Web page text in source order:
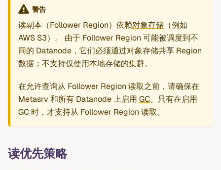
警告
读副本（Follower Region）依赖对象存储 （例如
AWS S3）。 由于 Follower Region 可能被调度到不
同的 Datanode，它们必须通过对象存储共享 Region
数据；不支持仅使用本地存储的集群。
在允许查询从 Follower Region 读取之前，请确保在
Metasrv 和所有 Datanode 上启用 GC。只有在启用
GC 时，才支持从 Follower Region 读取。
读优先策略